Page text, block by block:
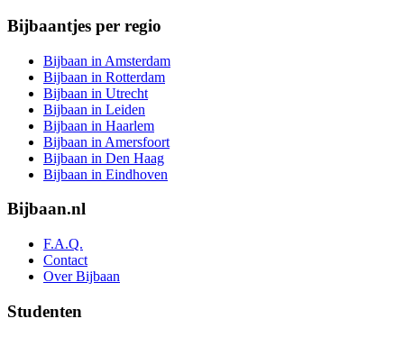
Bijbaantjes per regio
Bijbaan in Amsterdam
Bijbaan in Rotterdam
Bijbaan in Utrecht
Bijbaan in Leiden
Bijbaan in Haarlem
Bijbaan in Amersfoort
Bijbaan in Den Haag
Bijbaan in Eindhoven
Bijbaan.nl
F.A.Q.
Contact
Over Bijbaan
Studenten